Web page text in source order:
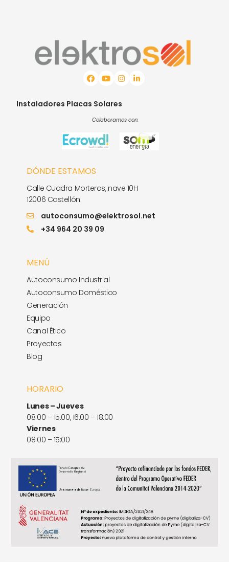
Instaladores Placas Solares
Colaboramos con:
DÓNDE ESTAMOS
Calle Cuadra Morteras, nave 10H
12006 Castellón
autoconsumo@elektrosol.net
+34 964 20 39 09
MENÚ
Autoconsumo Industrial
Autoconsumo Doméstico
Generación
Equipo
Canal Ético
Proyectos
Blog
HORARIO
Lunes – Jueves
08:00 – 15:00, 16:00 – 18:00
Viernes
08:00 – 15:00